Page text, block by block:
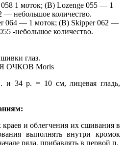
1 моток; (В) Lozenge 055 — 1
— небольшое количество.
064 — 1 моток; (В) Skipper 062 —
-небольшое количество.
глаз.
ОЧКОВ Moris
и 34 р. = 10 см, лицевая гладь,
и облегчения их сшивания в
выполнять внутри кромок
ряда, прибавлять в первой п.